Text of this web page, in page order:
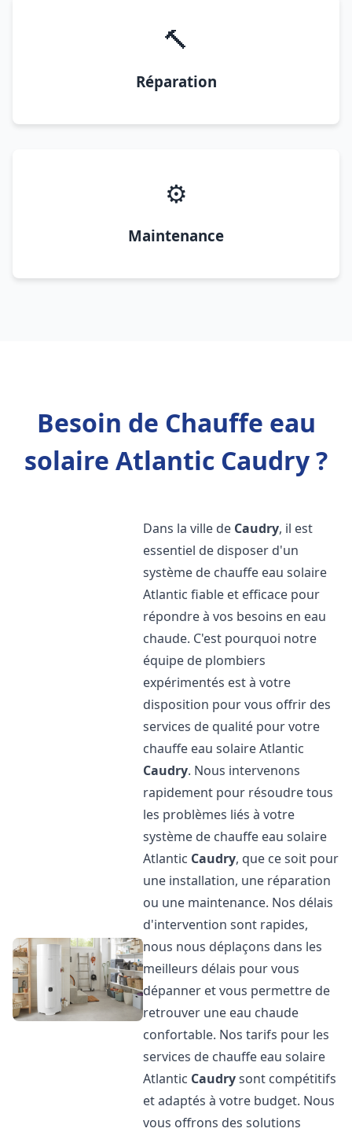
🔨
Réparation
⚙️
Maintenance
Besoin de Chauffe eau
solaire Atlantic Caudry ?
Dans la ville de Caudry, il est
essentiel de disposer d'un
système de chauffe eau solaire
Atlantic fiable et efficace pour
répondre à vos besoins en eau
chaude. C'est pourquoi notre
équipe de plombiers
expérimentés est à votre
disposition pour vous offrir des
services de qualité pour votre
chauffe eau solaire Atlantic
Caudry. Nous intervenons
rapidement pour résoudre tous
les problèmes liés à votre
système de chauffe eau solaire
Atlantic Caudry, que ce soit pour
une installation, une réparation
ou une maintenance. Nos délais
d'intervention sont rapides,
nous nous déplaçons dans les
meilleurs délais pour vous
dépanner et vous permettre de
retrouver une eau chaude
confortable. Nos tarifs pour les
services de chauffe eau solaire
Atlantic Caudrysont compétitifs
et adaptés à votre budget. Nous
vous offrons des solutions